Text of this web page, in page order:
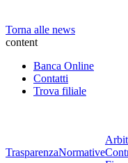
Torna alle news
content
Banca Online
Contatti
Trova filiale
TrasparenzaNormative